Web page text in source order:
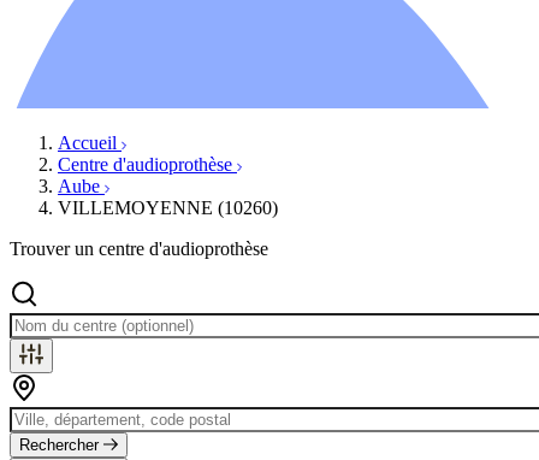
Évènements
Accueil
Centre d'audioprothèse
Aube
VILLEMOYENNE (10260)
Trouver un centre d'audioprothèse
Rechercher